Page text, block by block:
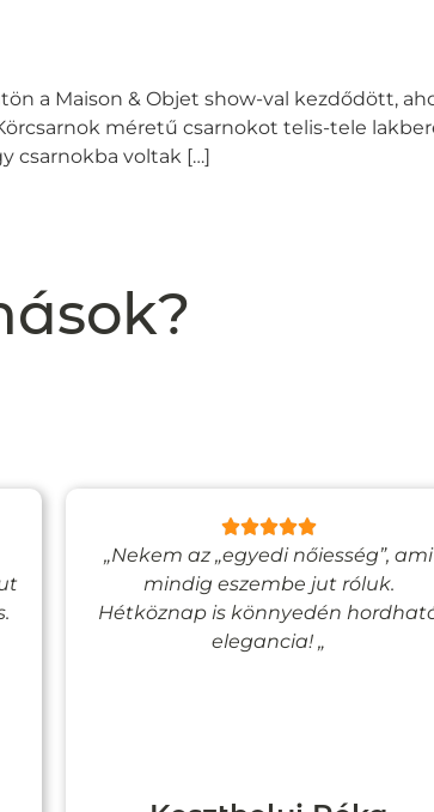
a Maison & Objet show-val kezdődött,
méretű csarnokot telis-tele
csarnokba voltak […]
„Nekem az „egyedi nőiesség”, ami
mindig eszembe jut róluk.
Hétköznap is könnyedén
elegancia! „